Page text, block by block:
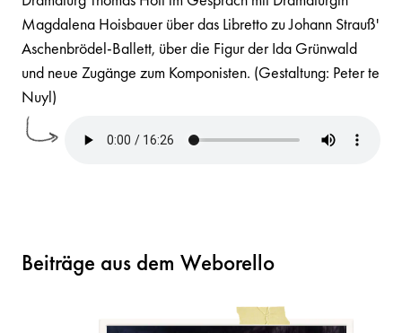
Magdalena Hoisbauer über das Libretto zu Johann Strauß'
Aschenbrödel-Ballett, über die Figur der Ida Grünwald
und neue Zugänge zum Komponisten. (Gestaltung: Peter te
Nuyl)
Beiträge aus dem Weborello